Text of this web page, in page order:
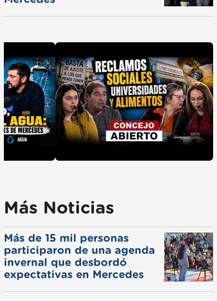
Más Noticias
Más de 15 mil personas
participaron de una agenda
invernal que desbordó
expectativas en Mercedes